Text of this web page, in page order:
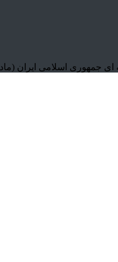
(ماده 1 ،12 و 25) برخورد خواهد